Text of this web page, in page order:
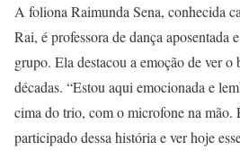
A foliona Raimunda Sena, conhecida
Rai, é professora de dança aposentada
grupo. Ela destacou a emoção de ver
décadas. “Estou aqui emocionada e
cima do trio, com o microfone na mão.
participado dessa história e ver hoje